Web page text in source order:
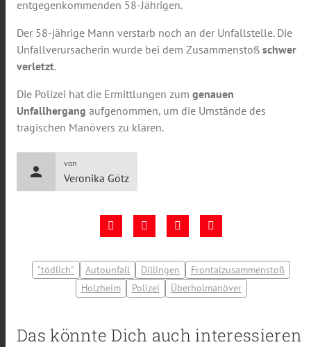
entgegenkommenden 58-Jährigen.
Der 58-jährige Mann verstarb noch an der Unfallstelle. Die
Unfallverursacherin wurde bei dem Zusammenstoß schwer
verletzt.
Die Polizei hat die Ermittlungen zum genauen
Unfallhergang aufgenommen, um die Umstände des
tragischen Manövers zu klären.
person
von
Veronika Götz
"tödlich" Autounfall Dillingen
Frontalzusammenstoß
Holzheim
Polizei Überholmanöver
Das könnte Dich auch interessieren